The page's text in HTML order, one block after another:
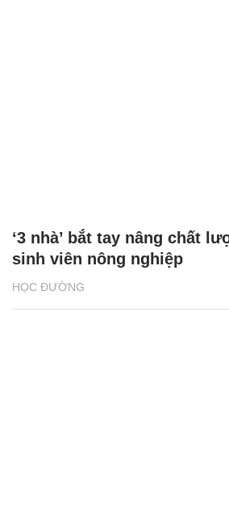
HỌC ĐƯỜNG
‘3 nhà’ bắt tay nâng chất
sinh viên nông nghiệp